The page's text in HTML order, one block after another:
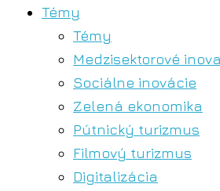
Témy
Témy
Medzisektorové
Sociálne inovácie
Zelená ekonomika
Pútnický turizmus
Filmový turizmus
Digitalizácia